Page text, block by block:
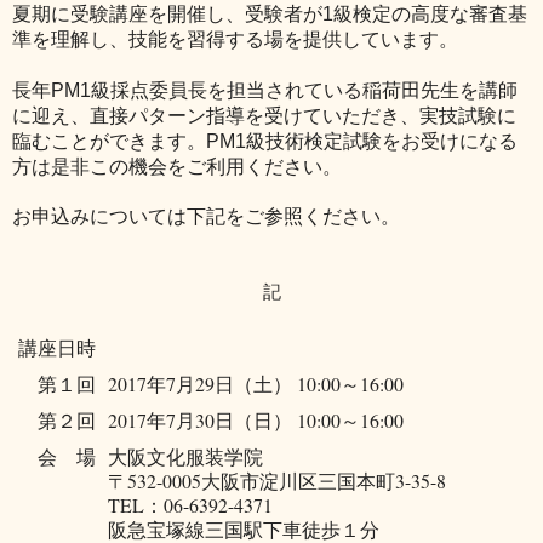
夏期に受験講座を開催し、受験者が1級検定の高度な審査基
準を理解し、技能を習得する場を提供しています。
長年PM1級採点委員長を担当されている稲荷田先生を講師
に迎え、直接パターン指導を受けていただき、実技試験に
臨むことができます。PM1級技術検定試験をお受けになる
方は是非この機会をご利用ください。
お申込みについては下記をご参照ください。
記
講座日時
第１回 2017年7月29日（土） 10:00～16:00
第２回 2017年7月30日（日） 10:00～16:00
会 場 大阪文化服装学院
〒532-0005大阪市淀川区三国本町3-35-8
TEL：06-6392-4371
阪急宝塚線三国駅下車徒歩１分